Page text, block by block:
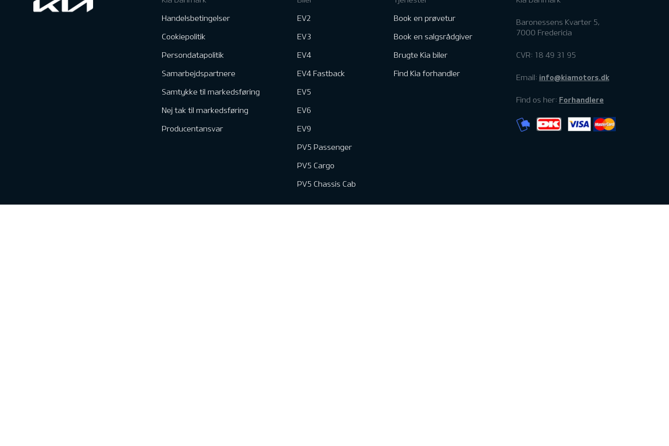
Handelsbetingelser
Cookiepolitik
Persondatapolitik
Samarbejdspartnere
Samtykke til markedsføring
Nej tak til markedsføring
Producentansvar
EV2
EV3
EV4
EV4 Fastback
EV5
EV6
EV9
PV5 Passenger
PV5 Cargo
PV5 Chassis Cab
Book en prøvetur
Book en salgsrådgiver
Brugte Kia biler
Find Kia forhandler
Baronessens Kvarter 5,
7000 Fredericia
CVR: 18 49 31 95
Email: info@kiamotors.dk
Find os her: Forhandlere